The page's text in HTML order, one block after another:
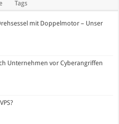
Tags
mit Doppelmotor – Unser
Unternehmen vor Cyberangriffen